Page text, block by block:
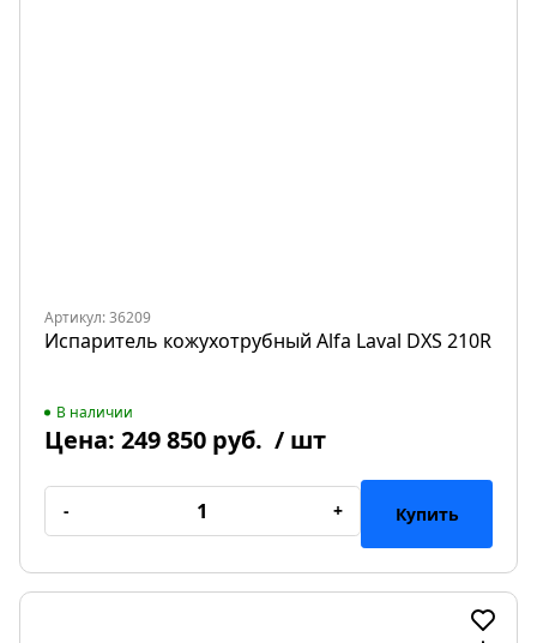
Артикул: 36209
Испаритель кожухотрубный Alfa Laval DXS 210R
В наличии
Цена: 249 850 руб. / шт
- + Купить